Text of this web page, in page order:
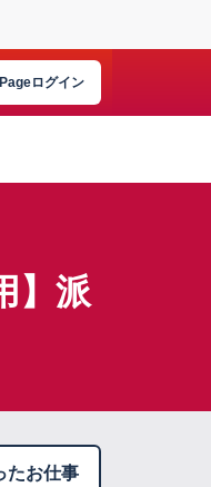
ログイン
】派
たお仕事